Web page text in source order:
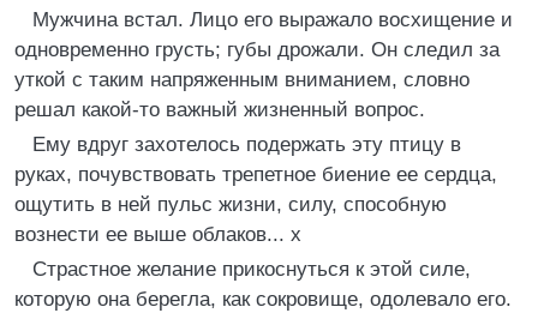
Мужчина встал. Лицо его выражало восхищение и
одновременно грусть; губы дрожали. Он следил за
уткой с таким напряженным вниманием, словно
решал какой-то важный жизненный вопрос.
Ему вдруг захотелось подержать эту птицу в
руках, почувствовать трепетное биение ее сердца,
ощутить в ней пульс жизни, силу, способную
вознести ее выше облаков... х
Страстное желание прикоснуться к этой силе,
которую она берегла, как сокровище, одолевало его.